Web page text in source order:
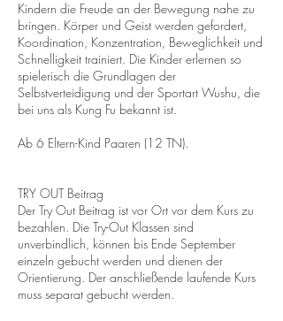
Kindern die Freude an der Bewegung nahe zu
bringen. Körper und Geist werden gefordert,
Koordination, Konzentration, Beweglichkeit und
Schnelligkeit trainiert. Die Kinder erlernen so
spielerisch die Grundlagen der
Selbstverteidigung und der Sportart Wushu, die
bei uns als Kung Fu bekannt ist.
Ab 6 Eltern-Kind Paaren (12 TN).
TRY OUT Beitrag
Der Try Out Beitrag ist vor Ort vor dem Kurs zu
bezahlen. Die Try-Out Klassen sind
unverbindlich, können bis Ende September
einzeln gebucht werden und dienen der
Orientierung. Der anschließende laufende Kurs
muss separat gebucht werden.